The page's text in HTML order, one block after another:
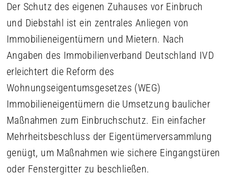
Der Schutz des eigenen Zuhauses vor Einbruch
und Diebstahl ist ein zentrales Anliegen von
Immobilieneigentümern und Mietern. Nach
Angaben des Immobilienverband Deutschland IVD
erleichtert die Reform des
Wohnungseigentumsgesetzes (WEG)
Immobilieneigentümern die Umsetzung baulicher
Maßnahmen zum Einbruchschutz. Ein einfacher
Mehrheitsbeschluss der Eigentümerversammlung
genügt, um Maßnahmen wie sichere Eingangstüren
oder Fenstergitter zu beschließen.